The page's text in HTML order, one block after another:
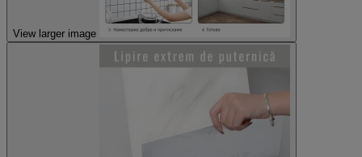
View larger image